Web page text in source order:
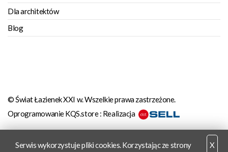
Dla architektów
Blog
© Świat Łazienek XXI w. Wszelkie prawa zastrzeżone.
Oprogramowanie KQS.store: Realizacja
Serwis wykorzystuje pliki cookies. Korzystając ze strony X